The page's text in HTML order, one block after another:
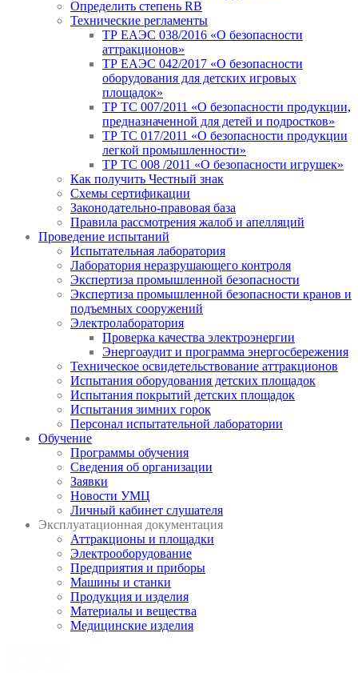
Определить степень RB
Технические регламенты
ТР ЕАЭС 038/2016 «О безопасности
аттракционов»
ТР ЕАЭС 042/2017 «О безопасности
оборудования для детских игровых
площадок»
ТР ТС 007/2011 «О безопасности продукции,
предназначенной для детей и подростков»
ТР ТС 017/2011 «О безопасности продукции
легкой промышленности»
ТР ТС 008 /2011 «О безопасности игрушек»
Как получить Честный знак
Схемы сертификации
Законодательно-правовая база
Правила рассмотрения жалоб и апелляций
Проведение испытаний
Испытательная лаборатория
Лаборатория неразрушающего контроля
Экспертиза промышленной безопасности
Экспертиза промышленной безопасности кранов и
подъемных сооружений
Электролаборатория
Проверка качества электроэнергии
Энергоаудит и программа энергосбережения
Техническое освидетельствование аттракционов
Испытания оборудования детских площадок
Испытания покрытий детских площадок
Испытания зимних горок
Персонал испытательной лаборатории
Обучение
Программы обучения
Сведения об организации
Заявки
Новости УМЦ
Личный кабинет слушателя
Эксплуатационная документация
Аттракционы и площадки
Электрооборудование
Предприятия и приборы
Машины и станки
Продукция и изделия
Материалы и вещества
Медицинские изделия